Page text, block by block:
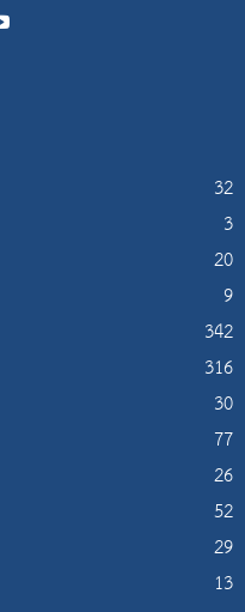
32
3
20
9
342
316
30
77
26
52
29
13